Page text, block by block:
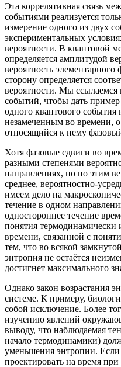
Эта коррелятивная связь
событиями реализуется
измерение одного из двух
экспериментальных
вероятности. В квантовой
определяется амплитудой
вероятность
сторону определяется
вероятности. Мы
событий, чтобы дать
одного квантового события
незамеченным во времени, о
относящийся к нему
Хотя фазовые сдвиги во
разными степенями
направлениях, но по этим
среднее, вероятностно-
имеем дело на
течение в одном
одностороннее течение
понятия термодинамически
времени, связанной с
тем, что во всякой
энтропия не остаётся
достигнет максимального
Однако закон возрастания
системе. К примеру,
собой исключение. Более
изучению явлений
выводу, что наблюдаемая
начало термодинамики)
уменьшения энтропии.
проектировать на время